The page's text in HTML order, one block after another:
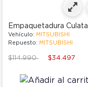
Empaquetadura Culata
Vehículo: MITSUBISHI
Repuesto: MITSUBISHI
Price reduced from
$114.990to $34.497